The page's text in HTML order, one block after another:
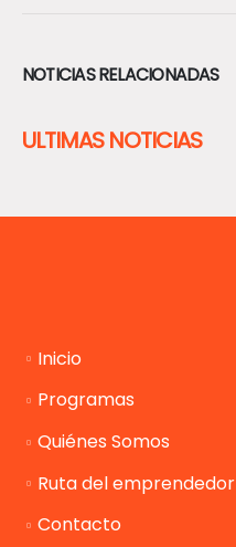
NOTICIAS RELACIONADAS
ULTIMAS NOTICIAS
Inicio
Programas
Quiénes Somos
Ruta del emprendedor
Contacto